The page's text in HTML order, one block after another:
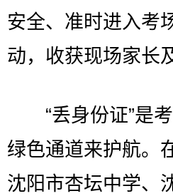
安全、准时进入考
动，收获现场家长
“丢身份证”是考
绿色通道来护航。
沈阳市杏坛中学、